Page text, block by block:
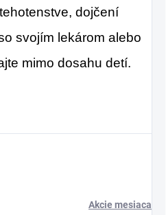
dojčení
svojím lekárom alebo
mimo dosahu detí.
Akcie mesiaca